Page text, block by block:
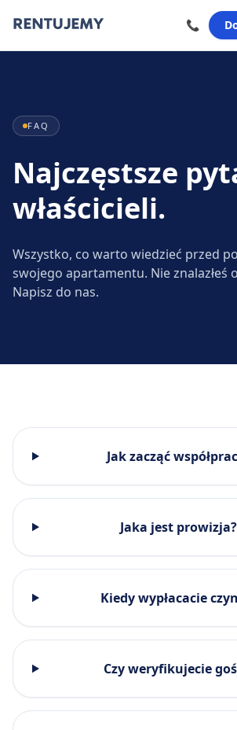
📞
FAQ
Najczęstsze
właścicieli.
Wszystko, co warto wiedzieć przed
swojego apartamentu. Nie znalazłeś
Napisz do nas.
Jak zacząć
Jaka jest prowizja?
Kiedy wypłacacie
Czy weryfikujecie